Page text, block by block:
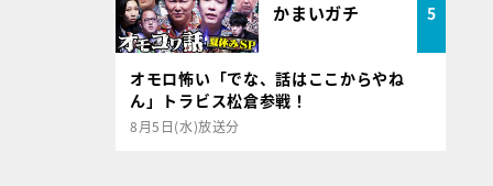
かまいガチ 5
オモロ怖い「でな、話はここからやね
ん」トラビス松倉参戦！
8月5日(水)放送分